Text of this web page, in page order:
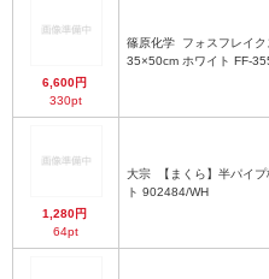
6,600円
330pt
篠原化学
35×50cm ホワイト FF-
1,280円
64pt
大宗
ト 902484/WH